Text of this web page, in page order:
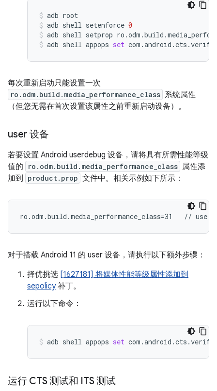
adb root
adb shell setenforce 0
adb shell setprop
adb shell appops set
每次重新启动只能设置一次
ro.odm.build.media_performance_class 系统属性
（但您无需在首次设置该属性之前重新启动设备）。
user 设备
若要设置 Android userdebug 设备，请将具有所需性能等级
值的
ro.odm.build.media_performance_class 属性添
加到
product.prop 文件中。相关示例如下所示：
对于搭载 Android 11 的 user 设备，请执行以下额外步骤：
择优挑选 [1627181] 将媒体性能等级属性添加到
sepolicy补丁。
运行以下命令：
adb shell appops set
运行 CTS 测试和 ITS 测试